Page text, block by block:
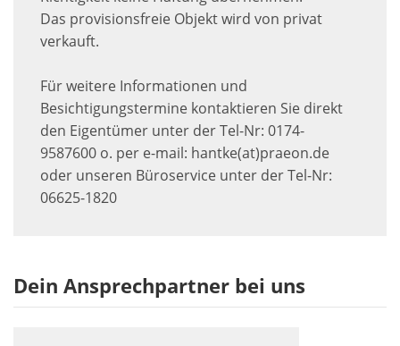
Das provisionsfreie Objekt wird von privat
verkauft.
Für weitere Informationen und
Besichtigungstermine kontaktieren Sie direkt
den Eigentümer unter der Tel-Nr: 0174-
9587600 o. per e-mail: hantke(at)praeon.de
oder unseren Büroservice unter der Tel-Nr:
06625-1820
Dein Ansprechpartner bei uns